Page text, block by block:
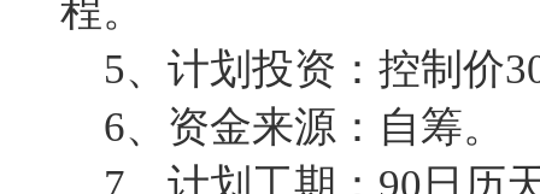
程。
5、计划投资：控制价
6、资金来源：自筹。
7、计划工期： 90 日历